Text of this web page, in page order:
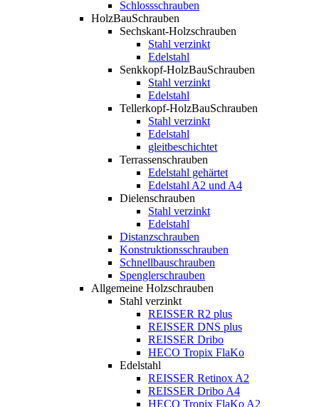
Schlossschrauben
HolzBauSchrauben
Sechskant-Holzschrauben
Stahl verzinkt
Edelstahl
Senkkopf-HolzBauSchrauben
Stahl verzinkt
Edelstahl
Tellerkopf-HolzBauSchrauben
Stahl verzinkt
Edelstahl
gleitbeschichtet
Terrassenschrauben
Edelstahl gehärtet
Edelstahl A2 und A4
Dielenschrauben
Stahl verzinkt
Edelstahl
Distanzschrauben
Konstruktionsschrauben
Schnellbauschrauben
Spenglerschrauben
Allgemeine Holzschrauben
Stahl verzinkt
REISSER R2 plus
REISSER DNS plus
REISSER Dribo
HECO Tropix FlaKo
Edelstahl
REISSER Retinox A2
REISSER Dribo A4
HECO Tropix FlaKo A2